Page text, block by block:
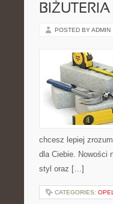
POSTED BY ADMIN
chcesz lepiej
dla Ciebie. Nowości
styl oraz […]
CATEGORIES: